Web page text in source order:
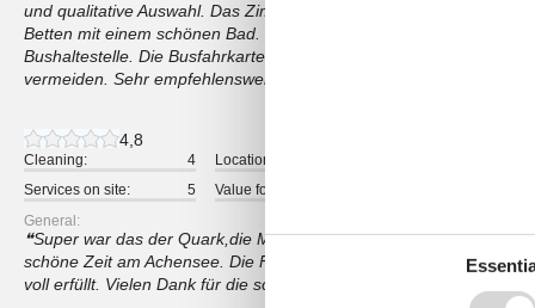
und qualitative Auswahl. Das Zimmer war sauber und schön
Betten mit einem schönen Bad. In der Nähe gibt es einen
Bushaltestelle. Die Busfahrkarte bezahlt man automatisch mit und
vermeiden. Sehr empfehlenswert!
4,8
Cleaning: 4 Location:
Services on site:
5 Value for money:
General:
Super war das der Quark,die Milch ,die Butter und direkt und
schöne Zeit am Achensee. Die Familie vom Wachhof war sehr
voll erfüllt. Vielen Dank für die schöne Woche.